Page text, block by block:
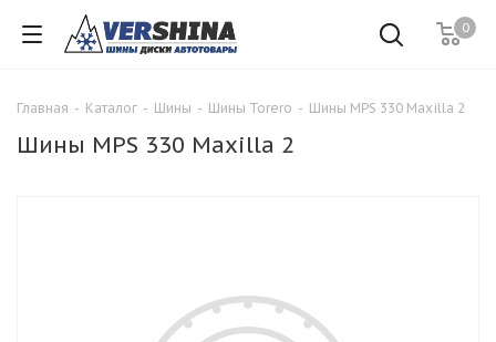
0
Главная - Каталог - Шины - Шины Torero - Шины MPS 330 Maxilla 2
Шины MPS 330 Maxilla 2